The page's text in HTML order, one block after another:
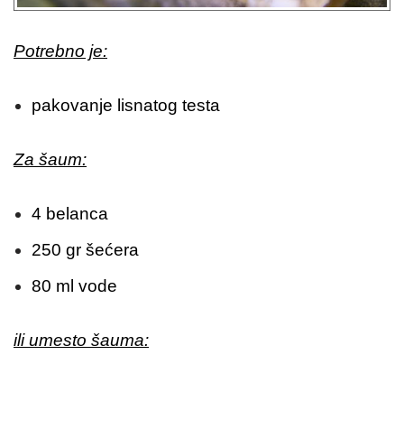
Potrebno je:
pakovanje lisnatog testa
Za šaum:
4 belanca
250 gr šećera
80 ml vode
ili umesto šauma: